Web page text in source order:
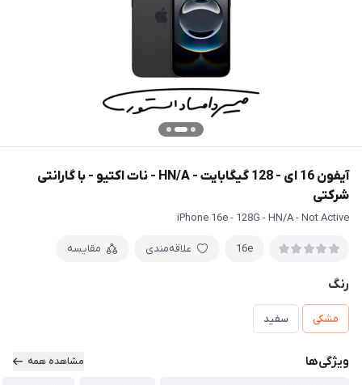
آیفون 16 ای - 128 گیگابایت - HN/A - نات اکتیو - با گارانتی
شرکتی
iPhone 16e - 128G - HN/A - Not Active
16e علاقه‌مندی مقایسه
رنگ
مشکی سفید
ویژگی‌ها مشاهده همه